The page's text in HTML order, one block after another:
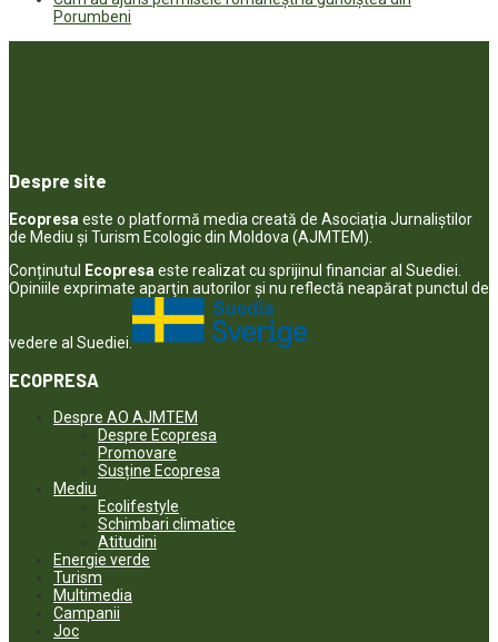
Porumbeni
Despre site
Ecopresa este o platformă media creată de Asociația Jurnaliștilor
de Mediu și Turism Ecologic din Moldova (AJMTEM).
Conținutul Ecopresa este realizat cu sprijinul financiar al Suediei.
Opiniile exprimate aparţin autorilor şi nu reflectă neapărat punctul de
vedere al Suediei.
ECOPRESA
Despre AO AJMTEM
Despre Ecopresa
Promovare
Susține Ecopresa
Mediu
Ecolifestyle
Schimbari climatice
Atitudini
Energie verde
Turism
Multimedia
Campanii
Joc